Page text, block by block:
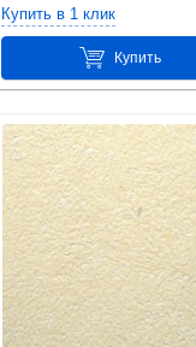
Купить в 1 клик
Купить